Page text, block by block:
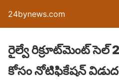
24bynews.com
రైల్వే రిక్రూట్‌మెంట్ సెల్
కోసం నోటిఫికేషన్